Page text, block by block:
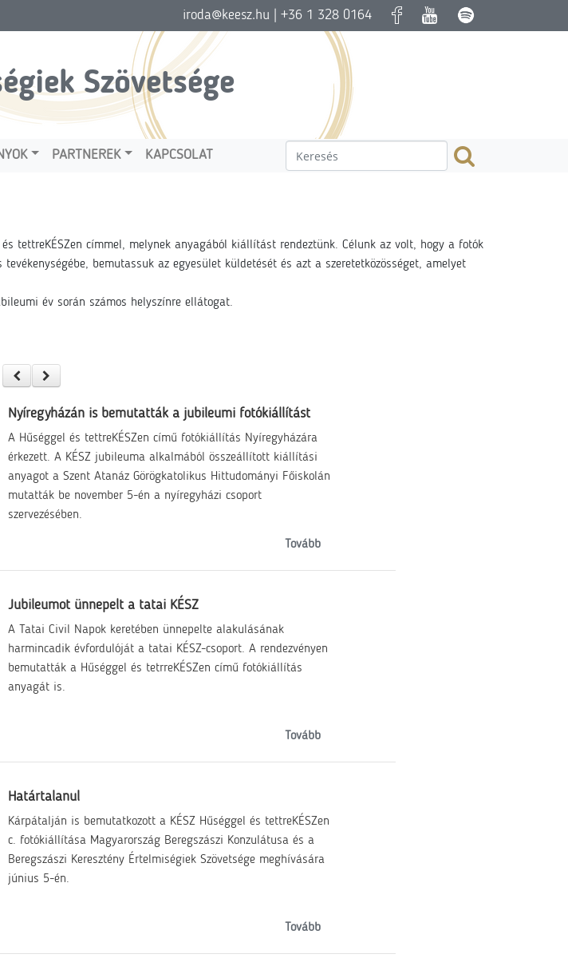
iroda@keesz.hu | +36 1 328 0164
Szövetsége
PARTNEREK KAPCSOLAT
tettreKÉSZen címmel, melynek anyagából kiállítást rendeztünk. Célunk az volt, hogy a fotók
bemutassuk az egyesület küldetését és azt a szeretetközösséget, amelyet
év során számos helyszínre ellátogat.
Nyíregyházán is bemutatták a jubileumi fotókiállítást
A Hűséggel és tettreKÉSZen című fotókiállítás Nyíregyházára
érkezett. A KÉSZ jubileuma alkalmából összeállított kiállítási
anyagot a Szent Atanáz Görögkatolikus Hittudományi Főiskolán
mutatták be november 5-én a nyíregyházi csoport
szervezésében.
Tovább
Jubileumot ünnepelt a tatai KÉSZ
A Tatai Civil Napok keretében ünnepelte alakulásának
harmincadik évfordulóját a tatai KÉSZ-csoport. A rendezvényen
bemutatták a Hűséggel és tetrreKÉSZen című fotókiállítás
anyagát is.
Tovább
Határtalanul
Kárpátalján is bemutatkozott a KÉSZ Hűséggel és tettreKÉSZen
c. fotókiállítása Magyarország Beregszászi Konzulátusa és a
Beregszászi Keresztény Értelmiségiek Szövetsége meghívására
június 5-én.
Tovább